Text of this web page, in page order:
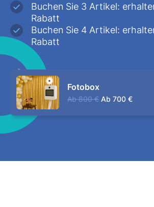
Buchen Sie 3 Artikel:
Rabatt
Buchen Sie 4 Artikel:
Rabatt
Fotobox
Ab 800 € Ab 700 €